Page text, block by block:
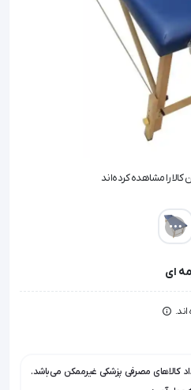
کالا را مشاهده کرده‌اند
کالاهای مصرفی پزشکی غیرممکن می‌باشد.